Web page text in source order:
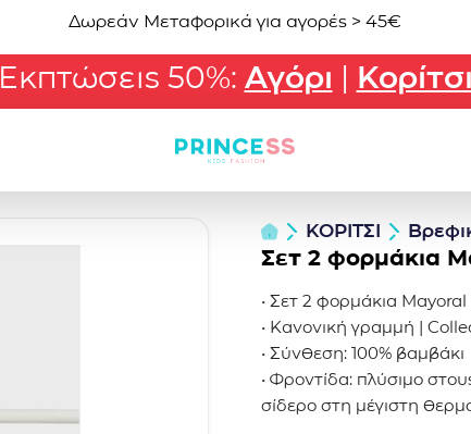
Δωρεάν Μεταφορικά για αγορές > 45€
Εκπτώσεις 50%: Αγόρι | Κορίτσι
ΚΟΡΙΤΣΙ
Σετ 2 φορμάκια
• Σετ 2 φορμάκια
• Κανονική γραμμή |
• Σύνθεση: 100% βαμβάκι
• Φροντίδα: πλύσιμο
σίδερο στη μέγιστη